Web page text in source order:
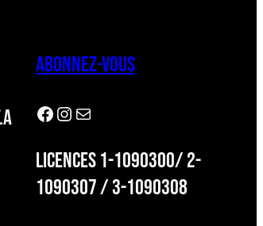
ABONNEZ-VOUS
Facebook Instagram Newsletter
LICENCES 1-1090300/ 2-
1090307 / 3-1090308